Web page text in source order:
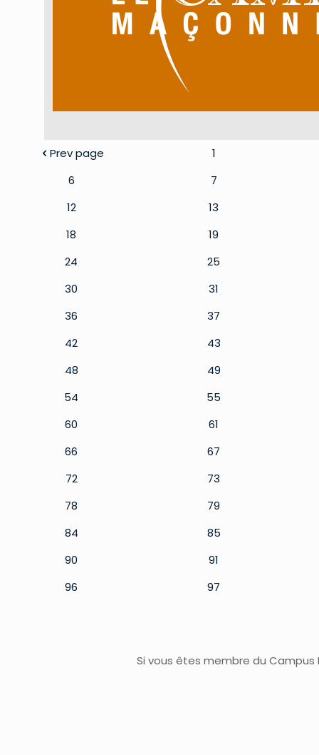
Prev page
1
6
7
12
13
18
19
24
25
30
31
36
37
42
43
48
49
54
55
60
61
66
67
72
73
78
79
84
85
90
91
96
97
Si vous êtes membre du Campus